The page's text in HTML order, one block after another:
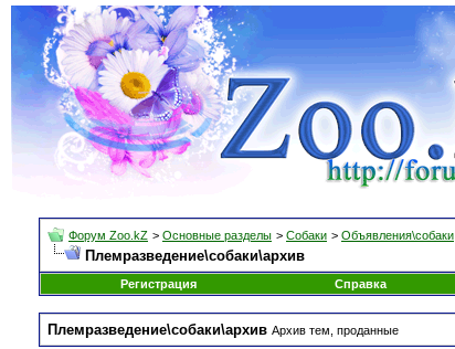
Форум Zoo.kZ > Основные разделы > Собаки > Объявления\собаки
Племразведение\собаки\архив
Регистрация
Справка
Племразведение\собаки\архив Архив тем, проданные